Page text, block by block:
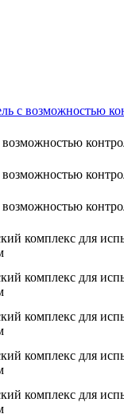
с возможностью
возможностью
возможностью
возможностью
комплекс для
комплекс для
комплекс для
комплекс для
комплекс для